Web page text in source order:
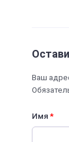
Ваш
Имя*